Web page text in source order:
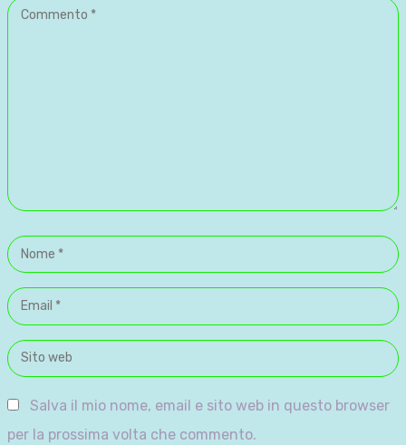
Commento
Nome
Email
Sito
web
Salva il mio nome, email e sito web in questo browser
per la prossima volta che commento.